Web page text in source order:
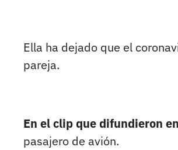
Ella ha dejado que el
pareja.
En el clip que difundieron
pasajero de avión.